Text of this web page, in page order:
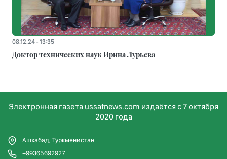
08.12.24 - 13:35
Доктор технических наук Ирина Лурьева
Электронная газета ussatnews.com издаётся с 7 октября
2020 года
Ашхабад, Туркменистан
+99365692927